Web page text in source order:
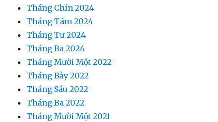
Tháng Chín 2024
Tháng Tám 2024
Tháng Tư 2024
Tháng Ba 2024
Tháng Mười Một 2022
Tháng Bảy 2022
Tháng Sáu 2022
Tháng Ba 2022
Tháng Mười Một 2021